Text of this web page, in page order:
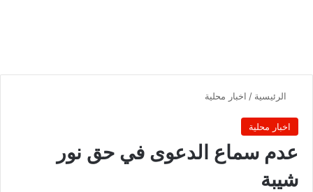
الرئيسية / اخبار محلية
اخبار محلية
عدم سماع الدعوى في حق نور
شيبة